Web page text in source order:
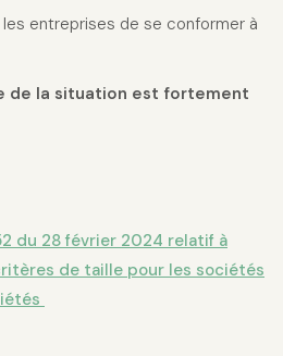
entreprises de se conformer à
de la situation est fortement
du 28 février 2024 relatif à
de taille pour les sociétés